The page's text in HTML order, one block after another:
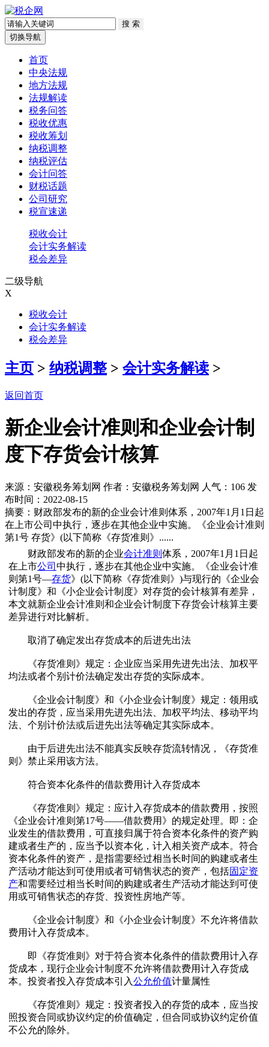
切换导航
首页
中央法规
地方法规
法规解读
税务问答
税收优惠
税收筹划
纳税调整
纳税评估
会计问答
财税话题
公司研究
税宣速递
税收会计
会计实务解读
税会差异
二级导航
X
税收会计
会计实务解读
税会差异
主页 > 纳税调整> 会计实务解读 >
返回首页
新企业会计准则和企业会计制
度下存货会计核算
来源：安徽税务筹划网 作者：安徽税务筹划网 人气： 106 发
布时间：2022-08-15
摘要：财政部发布的新的企业会计准则体系，2007年1月1日起
在上市公司中执行，逐步在其他企业中实施。《企业会计准则
第1号 存货》(以下简称《存货准则》......
财政部发布的新的企业会计准则 体系，2007年1月1日起
在上市公司 中执行，逐步在其他企业中实施。《企业会计准
则第1号—存货》(以下简称《存货准则》)与现行的《企业会
计制度》和《小企业会计制度》对存货的会计核算有差异，
本文就新企业会计准则和企业会计制度下存货会计核算主要
差异进行对比解析。
取消了确定发出存货成本的后进先出法
《存货准则》规定：企业应当采用先进先出法、加权平
均法或者个别计价法确定发出存货的实际成本。
《企业会计制度》和《小企业会计制度》规定：领用或
发出的存货，应当采用先进先出法、加权平均法、移动平均
法、个别计价法或后进先出法等确定其实际成本。
由于后进先出法不能真实反映存货流转情况，《存货准
则》禁止采用该方法。
符合资本化条件的借款费用计入存货成本
《存货准则》规定：应计入存货成本的借款费用，按照
《企业会计准则第17号——借款费用》的规定处理。即：企
业发生的借款费用，可直接归属于符合资本化条件的资产购
建或者生产的，应当予以资本化，计入相关资产成本。符合
资本化条件的资产，是指需要经过相当长时间的购建或者生
产活动才能达到可使用或者可销售状态的资产，包括固定资
产和需要经过相当长时间的购建或者生产活动才能达到可使
用或可销售状态的存货、投资性房地产等。
《企业会计制度》和《小企业会计制度》不允许将借款
费用计入存货成本。
即《存货准则》对于符合资本化条件的借款费用计入存
货成本，现行企业会计制度不允许将借款费用计入存货成
本。投资者投入存货成本引入公允价值计量属性
《存货准则》规定：投资者投入的存货的成本，应当按
照投资合同或协议约定的价值确定，但合同或协议约定价值
不公允的除外。